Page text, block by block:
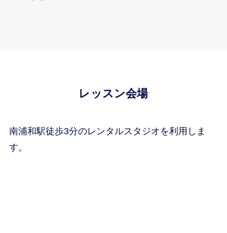
レッスン会場
南浦和駅徒歩3分のレンタルスタジオを利用しま
す。